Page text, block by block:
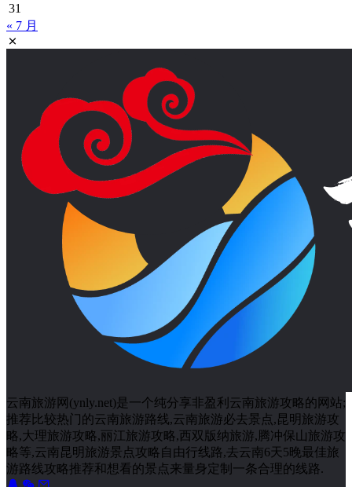
31
« 7 月
云南旅游网(ynly.net)是一个纯分享非盈利云南旅游攻略的网站;
推荐比较热门的云南旅游路线,云南旅游必去景点,昆明旅游攻
略,大理旅游攻略,丽江旅游攻略,西双版纳旅游,腾冲保山旅游攻
略等,云南昆明旅游景点攻略自由行线路,去云南6天5晚最佳旅
游路线攻略推荐和想看的景点来量身定制一条合理的线路.